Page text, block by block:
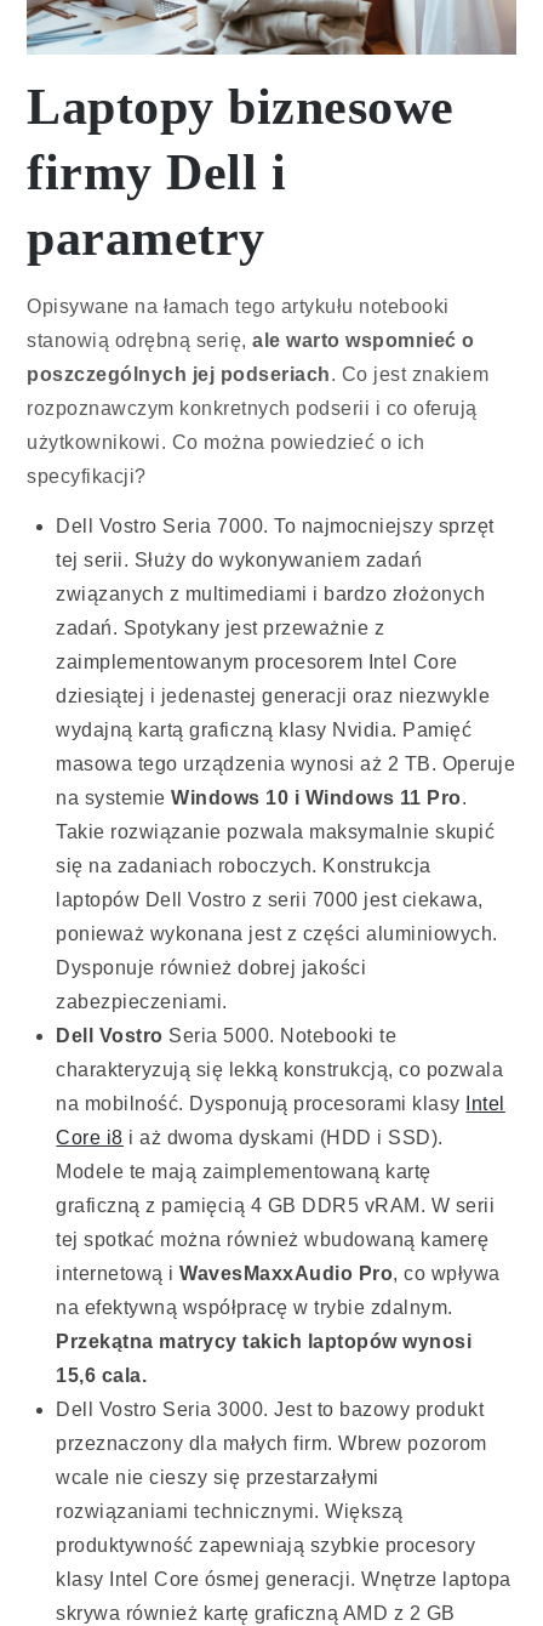
Laptopy biznesowe
firmy Dell i
parametry
Opisywane na łamach tego artykułu notebooki
stanowią odrębną serię,ale warto wspomnieć o
poszczególnych jej podseriach. Co jest znakiem
rozpoznawczym konkretnych podserii i co oferują
użytkownikowi. Co można powiedzieć o ich
specyfikacji?
Dell Vostro Seria 7000. To najmocniejszy sprzęt
tej serii. Służy do wykonywaniem zadań
związanych z multimediami i bardzo złożonych
zadań. Spotykany jest przeważnie z
zaimplementowanym procesorem Intel Core
dziesiątej i jedenastej generacji oraz niezwykle
wydajną kartą graficzną klasy Nvidia. Pamięć
masowa tego urządzenia wynosi aż 2 TB. Operuje
na systemieWindows 10 i Windows 11 Pro.
Takie rozwiązanie pozwala maksymalnie skupić
się na zadaniach roboczych. Konstrukcja
laptopów Dell Vostro z serii 7000 jest ciekawa,
ponieważ wykonana jest z części aluminiowych.
Dysponuje również dobrej jakości
zabezpieczeniami.
Dell Vostro Seria 5000. Notebooki te
charakteryzują się lekką konstrukcją, co pozwala
na mobilność. Dysponują procesorami klasy
Intel
Core i8 i aż dwoma dyskami (HDD i SSD).
Modele te mają zaimplementowaną kartę
graficzną z pamięcią 4 GB DDR5 vRAM. W serii
tej spotkać można również wbudowaną kamerę
internetową iWavesMaxxAudio Pro, co wpływa
na efektywną współpracę w trybie zdalnym.
Przekątna matrycy takich laptopów wynosi
15,6 cala.
Dell Vostro Seria 3000. Jest to bazowy produkt
przeznaczony dla małych firm. Wbrew pozorom
wcale nie cieszy się przestarzałymi
rozwiązaniami technicznymi. Większą
produktywność zapewniają szybkie procesory
klasy Intel Core ósmej generacji. Wnętrze laptopa
skrywa również kartę graficzną AMD z 2 GB